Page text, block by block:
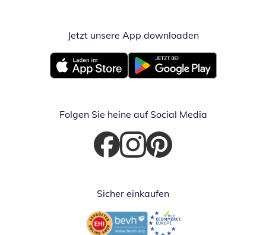
Jetzt unsere App downloadenÖffnet in
Öffnet in neuem FensterÖffnet in neuem Fenster
Folgen Sie heine auf Social Media
Öffnet in neuem Fenster
Öffnet in neuem Fenster
Öffnet in neuem Fenster
Sicher einkaufen